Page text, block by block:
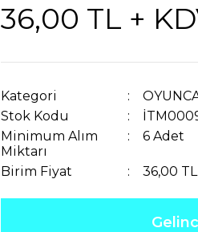
36,00 TL +
Kategori
Stok Kodu
Minimum Alım
Miktarı
6 Adet
Birim Fiyat 36,00